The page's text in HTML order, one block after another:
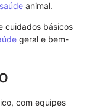
saúde animal.
cuidados básicos
geral e bem-
com equipes